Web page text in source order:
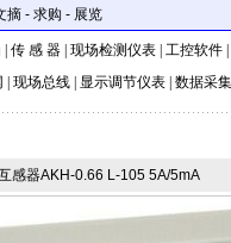
摘 - 求购 - 展览
传 感 器 现场检测仪表 工控软件
现场总线 显示调节仪表 数据采集
感器AKH-0.66 L-105 5A/5mA